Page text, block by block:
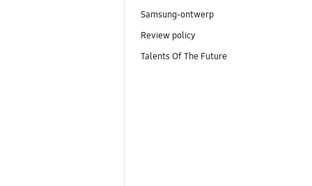
Samsung-ontwerp
Review policy
Talents Of The Future